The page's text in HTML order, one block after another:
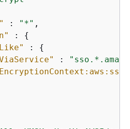
: "*" ,
: {
: {
: